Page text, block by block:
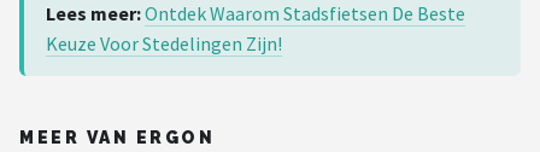
Lees meer:Ontdek Waarom Stadsfietsen De Beste
Keuze Voor Stedelingen Zijn!
MEER VAN ERGON